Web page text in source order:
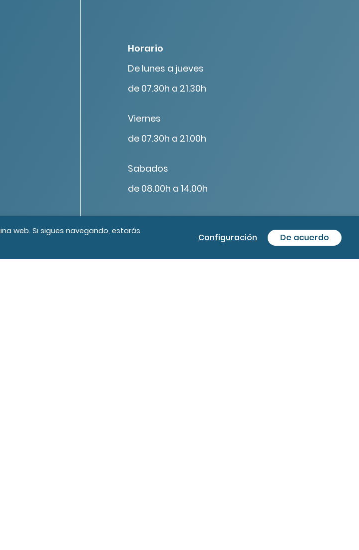
Créditos
Horario
De lunes a jueves
de 07.30h a 21.30h
Viernes
de 07.30h a 21.00h
Sabados
de 08.00h a 14.00h
web. Si sigues navegando, estarás
Configuración De acuerdo